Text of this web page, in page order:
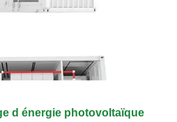
d énergie photovoltaïque